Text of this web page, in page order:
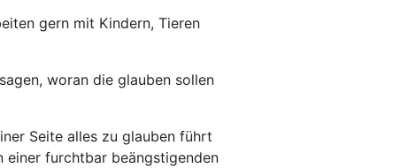
gern mit Kindern, Tieren
woran die glauben sollen
Seite alles zu glauben führt
einer furchtbar beängstigenden